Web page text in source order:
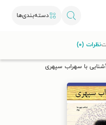
دسته‌بندی‌ها
دریافت کن.
با سهراب سپهری
نظرات (۰)